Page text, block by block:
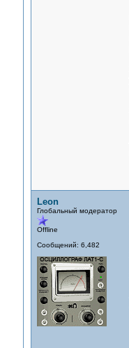
Leon
Глобальный модератор
Offline
Сообщений: 6,482